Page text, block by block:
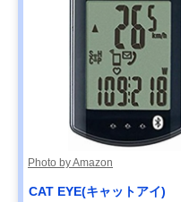
Photo by Amazon
CAT EYE(キャットアイ)